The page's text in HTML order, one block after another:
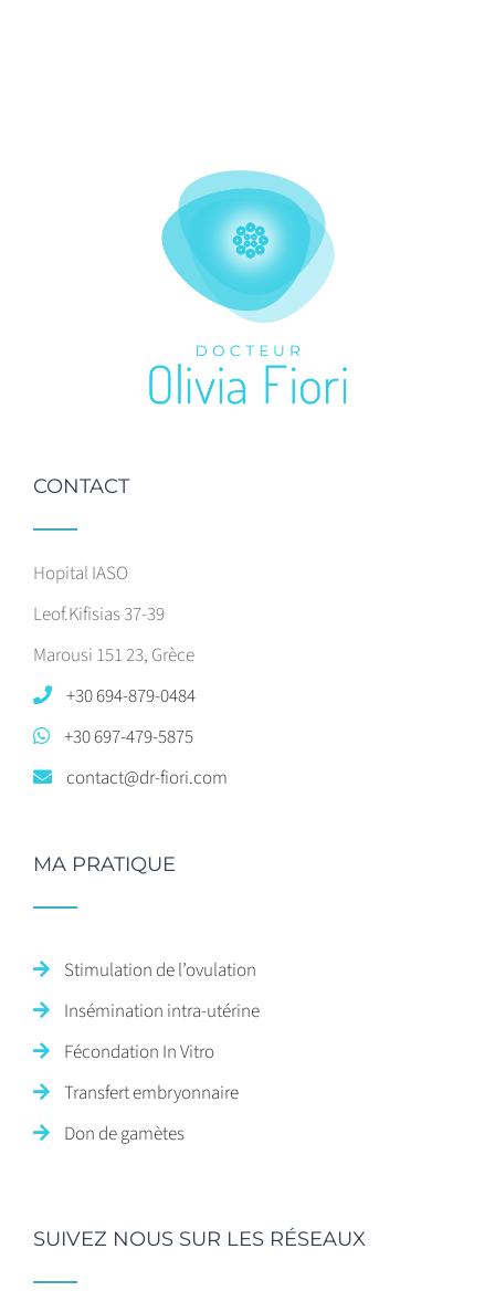
CONTACT
Hopital IASO
Leof.Kifisias 37-39
Marousi 151 23, Grèce
+30 694-879-0484
+30 697-479-5875
contact@dr-fiori.com
MA PRATIQUE
Stimulation de l’ovulation
Insémination intra-utérine
Fécondation In Vitro
Transfert embryonnaire
Don de gamètes
SUIVEZ NOUS SUR LES RÉSEAUX